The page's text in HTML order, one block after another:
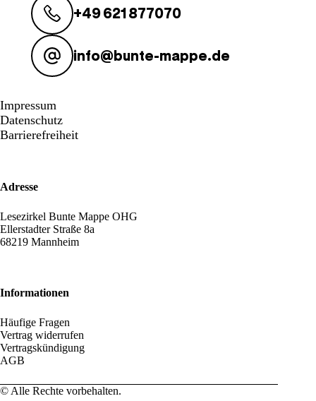
+49 621 877070
info@bunte-mappe.de
Impressum
Datenschutz
Barrierefreiheit
Adresse
Lesezirkel Bunte Mappe OHG
Ellerstadter Straße 8a
68219 Mannheim
Informationen
Häufige Fragen
Vertrag widerrufen
Vertragskündigung
AGB
© Alle Rechte vorbehalten.